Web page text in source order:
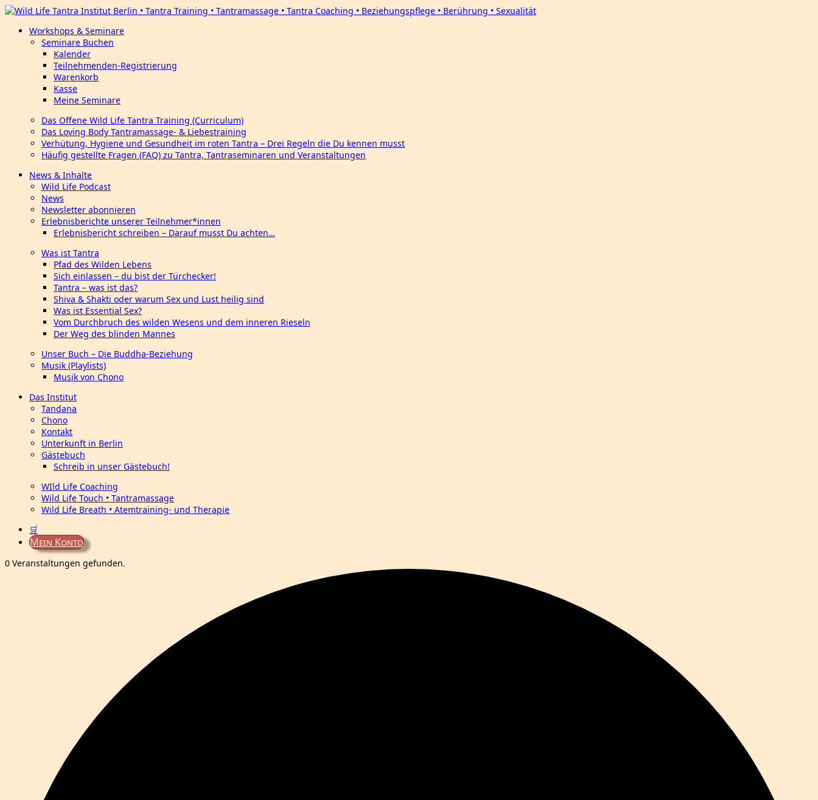
Workshops & Seminare
Seminare Buchen
Kalender
Teilnehmenden-Registrierung
Warenkorb
Kasse
Meine Seminare
Das Offene Wild Life Tantra Training (Curriculum)
Das Loving Body Tantramassage- & Liebestraining
Verhütung, Hygiene und Gesundheit im roten Tantra – Drei Regeln die Du kennen musst
Häufig gestellte Fragen (FAQ) zu Tantra, Tantraseminaren und Veranstaltungen
News & Inhalte
Wild Life Podcast
News
Newsletter abonnieren
Erlebnisberichte unserer Teilnehmer*innen
Erlebnisbericht schreiben – Darauf musst Du achten…
Was ist Tantra
Pfad des Wilden Lebens
Sich einlassen – du bist der Türchecker!
Tantra – was ist das?
Shiva & Shakti oder warum Sex und Lust heilig sind
Was ist Essential Sex?
Vom Durchbruch des wilden Wesens und dem inneren Rieseln
Der Weg des blinden Mannes
Unser Buch – Die Buddha-Beziehung
Musik (Playlists)
Musik von Chono
Das Institut
Tandana
Chono
Kontakt
Unterkunft in Berlin
Gästebuch
Schreib in unser Gästebuch!
WIld Life Coaching
Wild Life Touch • Tantramassage
Wild Life Breath • Atemtraining- und Therapie
🛒
Mein Konto
0 Veranstaltungen gefunden.